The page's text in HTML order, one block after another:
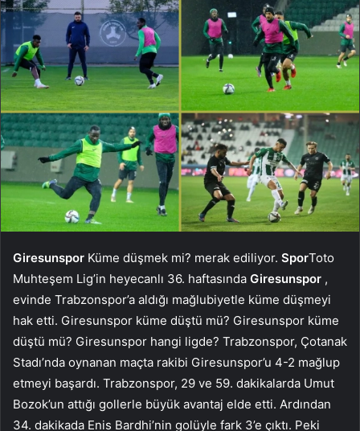
Giresunspor Küme düşmek mi? merak ediliyor. SporToto
Muhteşem Lig’in heyecanlı 36. haftasında Giresunspor ,
evinde Trabzonspor’a aldığı mağlubiyetle küme düşmeyi
hak etti. Giresunspor küme düştü mü? Giresunspor küme
düştü mü? Giresunspor hangi ligde? Trabzonspor, Çotanak
Stadı’nda oynanan maçta rakibi Giresunspor’u 4-2 mağlup
etmeyi başardı. Trabzonspor, 29 ve 59. dakikalarda Umut
Bozok’un attığı gollerle büyük avantaj elde etti. Ardından
34. dakikada Enis Bardhi’nin golüyle fark 3’e çıktı. Peki